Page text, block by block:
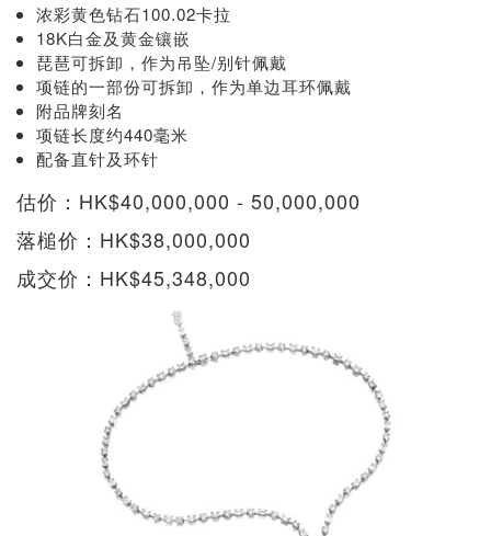
浓彩黄色钻石100.02卡拉
18K白金及黄金镶嵌
琵琶可拆卸，作为吊坠/别针佩戴
项链的一部份可拆卸，作为单边耳环佩戴
附品牌刻名
项链长度约440毫米
配备直针及环针
估价：HK$40,000,000 - 50,000,000
落槌价：HK$38,000,000
成交价：HK$45,348,000